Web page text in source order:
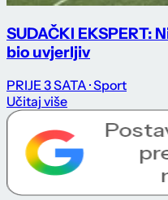
SUDAČKI EKSPERT:
bio uvjerljiv
PRIJE 3 SATA · Sport
Učitaj više